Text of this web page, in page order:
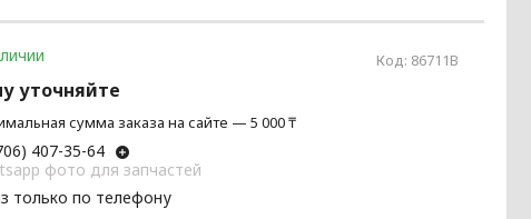
Код: 86711B
уточняйте
сумма заказа на сайте — 5 000 ₸
407-35-64
фото для запчастей
только по телефону